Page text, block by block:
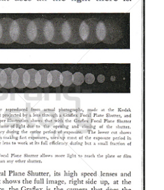
Kodak GmbH 1919